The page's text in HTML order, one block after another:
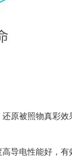
原被照物真彩效
导电性能好，有